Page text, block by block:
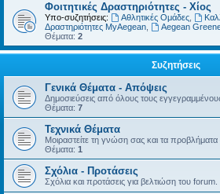
Φοιτητικές Δραστηριότητες - Χίος
Υπο-συζητήσεις: Αθλητικές Ομάδες,
Δραστηριότητες MyAegean
Aegean
Θέματα: 2
Συζητήσεις
Γενικά Θέματα - Απόψεις
Δημοσιεύσεις από όλους τους
Θέματα: 7
Τεχνικά Θέματα
Μοιραστείτε τη γνώση σας και τα
Θέματα: 1
Σχόλια - Προτάσεις
Σχόλια και προτάσεις για βελτιώση του forum.